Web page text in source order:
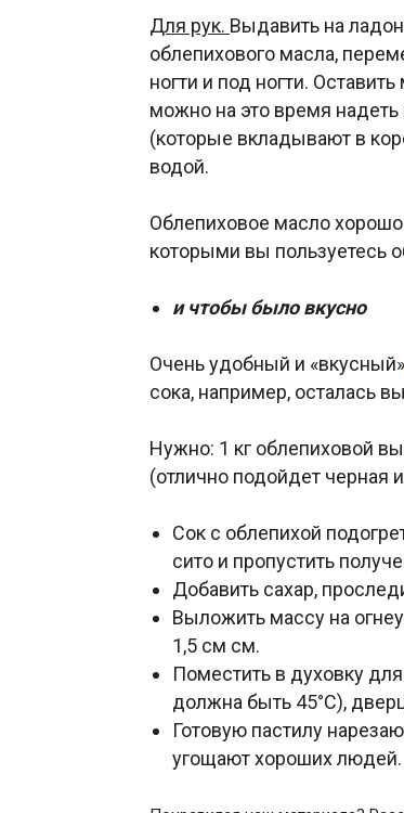
Для рук. Выдавить на
облепихового масла,
ногти и под ногти.
можно на это время
(которые вкладывают в
водой.
Облепиховое масло
которыми вы пользуетесь
и чтобы было вкусно
Очень удобный и «вкусный»
сока, например, осталась
Нужно: 1 кг облепиховой
(отлично подойдет черная
Сок с облепихой
сито и пропустить
Добавить сахар,
Выложить массу на
1,5 см см.
Поместить в духовку
должна быть 45°С),
Готовую пастилу
угощают хороших людей.